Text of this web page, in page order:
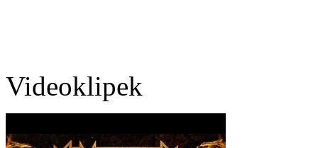
Videoklipek